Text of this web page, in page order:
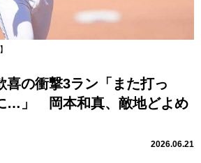
の衝撃3ラン「また打っ
…」 岡本和真、敵地どよめ
2026.06.21